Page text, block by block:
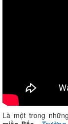
Là một trong